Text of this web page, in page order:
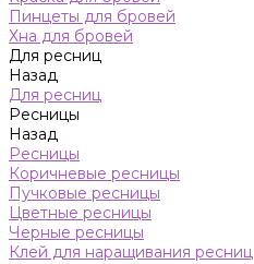
Пинцеты для бровей
Хна для бровей
Для ресниц
Назад
Для ресниц
Ресницы
Назад
Ресницы
Коричневые ресницы
Пучковые ресницы
Цветные ресницы
Черные ресницы
Клей для наращивания ресниц